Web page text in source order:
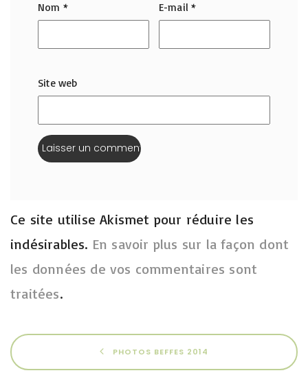
Nom * E-mail*
Site web
Ce site utilise Akismet pour réduire les
indésirables. En savoir plus sur la façon dont
les données de vos commentaires sont
traitées.
PHOTOS BEFFES 2014